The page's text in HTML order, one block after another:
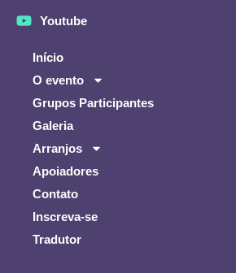
Youtube
Início
O evento
Grupos Participantes
Galeria
Arranjos
Apoiadores
Contato
Inscreva-se
Tradutor